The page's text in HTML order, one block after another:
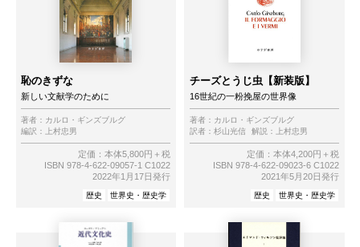
恥のきずな
新しい文献学のために
著者： カルロ・ギンズブルグ
編訳：
上村忠男
定価：本体5,800円＋税
ISBN 978-4-622-09057-1 C1022
2022年1月17日発行
歴史 世界史・歴史学
チーズとうじ虫【新装版】
16世紀の一粉挽屋の世界像
著者： カルロ・ギンズブルグ
訳者： 杉山光信 解説： 上村忠男
定価：本体4,200円＋税
ISBN 978-4-622-09023-6 C1022
2021年5月20日発行
歴史 世界史・歴史学